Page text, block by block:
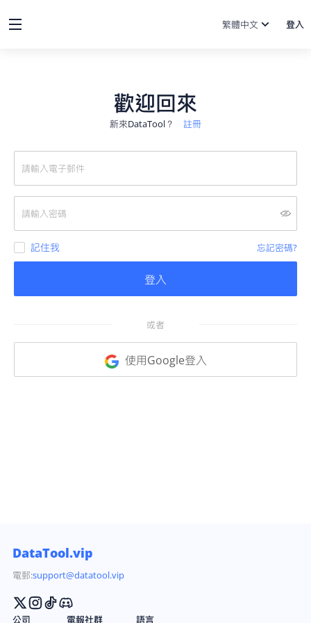
繁體中文 登入
歡迎回來
新來DataTool？ 註冊
記住我 忘記密碼?
登入
或者
使用Google登入
DataTool.vip
電郵:support@datatool.vip
公司 電報社群 語言